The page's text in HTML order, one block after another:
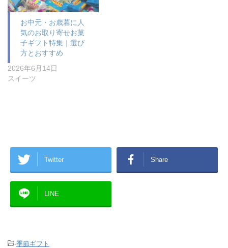
お中元・お歳暮に人
気のお取り寄せお菓
子ギフト特集｜選び
方とおすすめ
2026年6月14日
スイーツ
Twitter Share
LINE
-季節ギフト